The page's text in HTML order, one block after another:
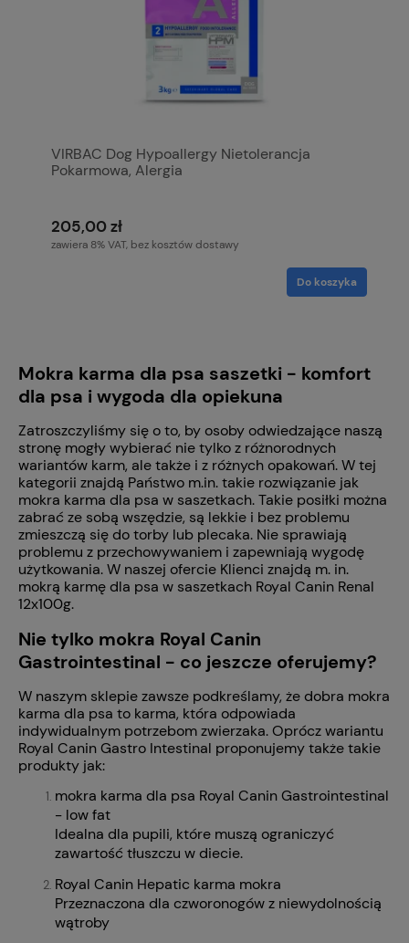
VIRBAC Dog Hypoallergy Nietolerancja
Pokarmowa, Alergia
205,00 zł
zawiera 8% VAT, bez kosztów dostawy
Do koszyka
Mokra karma dla psa saszetki - komfort
dla psa i wygoda dla opiekuna
Zatroszczyliśmy się o to, by osoby odwiedzające naszą
stronę mogły wybierać nie tylko z różnorodnych
wariantów karm, ale także i z różnych opakowań. W tej
kategorii znajdą Państwo m.in. takie rozwiązanie jak
mokra karma dla psa w saszetkach. Takie posiłki można
zabrać ze sobą wszędzie, są lekkie i bez problemu
zmieszczą się do torby lub plecaka. Nie sprawiają
problemu z przechowywaniem i zapewniają wygodę
użytkowania. W naszej ofercie Klienci znajdą m. in.
mokrą karmę dla psa w saszetkach Royal Canin Renal
12x100g.
Nie tylko mokra Royal Canin
Gastrointestinal - co jeszcze oferujemy?
W naszym sklepie zawsze podkreślamy, że dobra mokra
karma dla psa to karma, która odpowiada
indywidualnym potrzebom zwierzaka. Oprócz wariantu
Royal Canin Gastro Intestinal proponujemy także takie
produkty jak:
mokra karma dla psa Royal Canin Gastrointestinal
- low fat
Idealna dla pupili, które muszą ograniczyć
zawartość tłuszczu w diecie.
Royal Canin Hepatic karma mokra
Przeznaczona dla czworonogów z niewydolnością
wątroby